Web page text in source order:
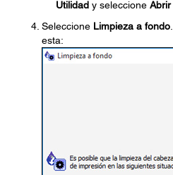
Utilidad y seleccione
Seleccione Limpieza a fondo
esta: